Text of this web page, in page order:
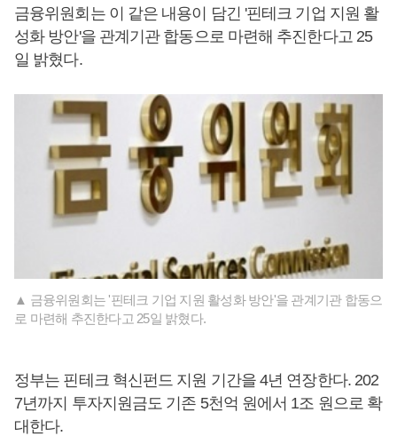
금융위원회는 이 같은 내용이 담긴 '핀테크 기업 지원 활
성화 방안'을 관계기관 합동으로 마련해 추진한다고 25
일 밝혔다.
▲ 금융위원회는 '핀테크 기업 지원 활성화 방안'을 관계기관 합동으
로 마련해 추진한다고 25일 밝혔다.
정부는 핀테크 혁신펀드 지원 기간을 4년 연장한다. 202
7년까지 투자지원금도 기존 5천억 원에서 1조 원으로 확
대한다.